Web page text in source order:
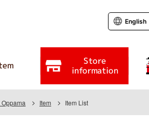
Store
information
English
Oppama Item Item List